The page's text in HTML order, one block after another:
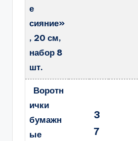
е
сияние»
, 20 см,
набор 8
шт.
Воротн
ички
бумажн
ые
3
7